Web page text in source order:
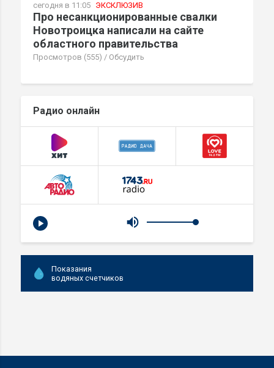
сегодня в 11:05 ЭКСКЛЮЗИВ
Про несанкционированные свалки
Новотроицка написали на сайте
областного правительства
Просмотров (555) / Обсудить
Радио онлайн
Показания
водяных счетчиков